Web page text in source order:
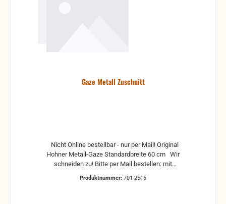
Gaze Metall Zuschnitt
Hohner Metall-Gaze Standardbreite 60 cm Wir
schneiden zu! Bitte per Mail bestellen: mit
Produktnummer: 701-2516